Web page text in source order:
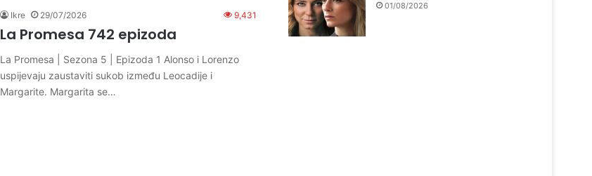
Ikre 29/07/2026 9,431
La Promesa 742 epizoda
La Promesa | Sezona 5 | Epizoda 1 Alonso i Lorenzo
uspijevaju zaustaviti sukob između Leocadije i
Margarite. Margarita se…
01/08/2026